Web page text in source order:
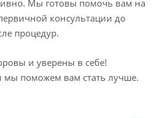
Мы готовы помочь вам на
консультации до
процедур.
и уверены в себе!
мы поможем вам стать лучше.